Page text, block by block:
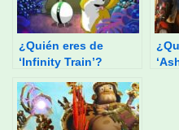
¿Quién eres de
‘Infinity Train’?